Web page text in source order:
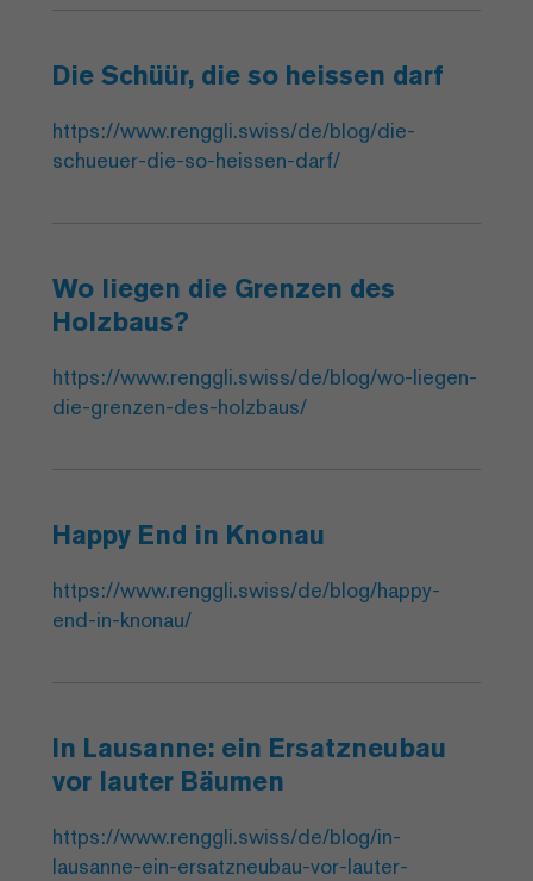
Die Schüür, die so heissen darf
https://www.renggli.swiss/de/blog/die-
schueuer-die-so-heissen-darf/
Wo liegen die Grenzen des
Holzbaus?
https://www.renggli.swiss/de/blog/wo-liegen-
die-grenzen-des-holzbaus/
Happy End in Knonau
https://www.renggli.swiss/de/blog/happy-
end-in-knonau/
In Lausanne: ein Ersatzneubau
vor lauter Bäumen
https://www.renggli.swiss/de/blog/in-
lausanne-ein-ersatzneubau-vor-lauter-